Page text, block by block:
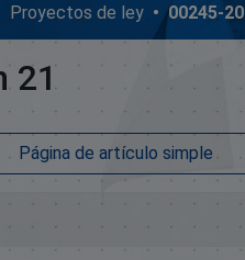
Proyectos de ley
21
Página de artículo simple